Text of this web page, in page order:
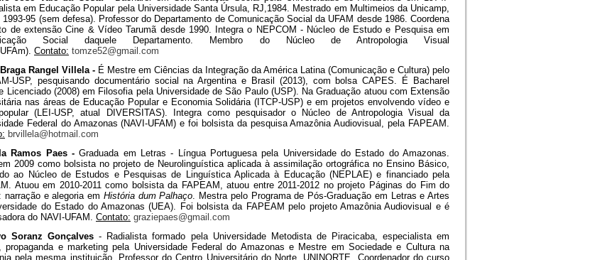
em Educação Popular pela Universidade Santa Úrsula, RJ,1984. Mestrado em Multimeios da Unicamp,
1993-95 (sem defesa). Professor do Departamento de Comunicação Social da UFAM desde 1986. Coordena
de extensão Cine & Vídeo Tarumã desde 1990. Integra o NEPCOM - Núcleo de Estudo e Pesquisa em
Social daquele Departamento. Membro do Núcleo de Antropologia Visual
Contato: tomze52@gmail.com
Rangel Villela - É Mestre em Ciências da Integração da América Latina (Comunicação e Cultura) pelo
USP, pesquisando documentário social na Argentina e Brasil (2013), com bolsa CAPES. É Bacharel
Licenciado (2008) em Filosofia pela Universidade de São Paulo (USP). Na Graduação atuou com Extensão
nas áreas de Educação Popular e Economia Solidária (ITCP-USP) e em projetos envolvendo vídeo e
(LEI-USP, atual DIVERSITAS). Integra como pesquisador o Núcleo de Antropologia Visual da
Federal do Amazonas (NAVI-UFAM) e foi bolsista da pesquisa Amazônia Audiovisual, pela FAPEAM.
brvillela@hotmail.com
Ramos Paes -Graduada em Letras - Língua Portuguesa pela Universidade do Estado do Amazonas.
2009 como bolsista no projeto de Neurolinguística aplicada à assimilação ortográfica no Ensino Básico,
ao Núcleo de Estudos e Pesquisas de Linguística Aplicada à Educação (NEPLAE) e financiado pela
Atuou em 2010-2011 como bolsista da FAPEAM, atuou entre 2011-2012 no projeto Páginas do Fim do
narração e alegoria em História dum Palhaço. Mestra pelo Programa de Pós-Graduação em Letras e Artes
do Estado do Amazonas (UEA). Foi bolsista da FAPEAM pelo projeto Amazônia Audiovisual e é
do NAVI-UFAM. Contato: graziepaes@gmail.com
Soranz Gonçalves- Radialista formado pela Universidade Metodista de Piracicaba, especialista em
propaganda e marketing pela Universidade Federal do Amazonas e Mestre em Sociedade e Cultura na
pela mesma instituição. Professor do Centro Universitário do Norte, UNINORTE, Coordenador do curso